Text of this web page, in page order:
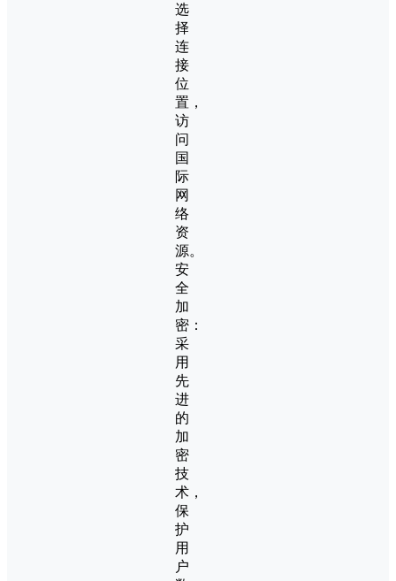
选
择
连
接
位
置，
访
问
国
际
网
络
资
源。
安
全
加
密：
采
用
先
进
的
加
密
技
术，
保
护
用
户